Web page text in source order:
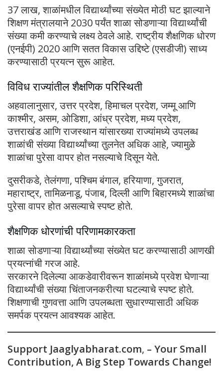
37 लाख, शाळांमधील विद्यार्थ्यांच्या संख्येत मोठी घट झाल्याने
शिक्षण मंत्रालयाने 2030 पर्यंत शाळा सोडणाऱ्या विद्यार्थ्यांची
संख्या कमी करण्याचे लक्ष्य ठेवले आहे. राष्ट्रीय शैक्षणिक धोरण
(एनईपी) 2020 आणि सतत विकास उद्दिष्टे (एसडीजी) साध्य
करण्यासाठी प्रयत्न सुरू आहेत.
विविध राज्यांतील शैक्षणिक परिस्थिती
अहवालानुसार, उत्तर प्रदेश, हिमाचल प्रदेश, जम्मू आणि
काश्मीर, असम, ओडिशा, आंध्र प्रदेश, मध्य प्रदेश,
उत्तराखंड आणि राजस्थान यांसारख्या राज्यांमध्ये उपलब्ध
शाळांची संख्या विद्यार्थ्यांच्या तुलनेत अधिक आहे, ज्यामुळे
शाळांचा पुरेसा वापर होत नसल्याचे दिसून येते.
दुसरीकडे, तेलंगणा, पश्चिम बंगाल, हरियाणा, गुजरात,
महाराष्ट्र, तामिळनाडू, पंजाब, दिल्ली आणि बिहारमध्ये शाळांचा
पुरेसा वापर होत असल्याचे स्पष्ट होते.
शैक्षणिक धोरणांची परिणामकारकता
शाळा सोडणाऱ्या विद्यार्थ्यांच्या संख्येत घट करण्यासाठी आणखी
प्रयत्नांची गरज आहे.
सरकारने दिलेल्या आकडेवारीवरून शाळांमध्ये प्रवेश घेणाऱ्या
विद्यार्थ्यांची संख्या चिंताजनकरीत्या घटल्याचे स्पष्ट होते.
शिक्षणाची गुणवत्ता आणि उपलब्धता सुधारण्यासाठी अधिक
समर्पक प्रयत्न आवश्यक आहेत.
Support Jaaglyabharat.com, – Your Small
Contribution, A Big Step Towards Change!